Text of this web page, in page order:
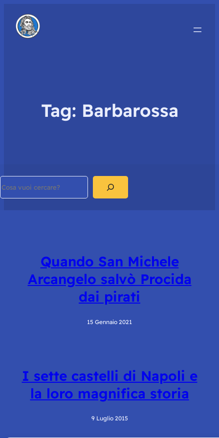
Tag: Barbarossa
Quando San Michele
Arcangelo salvò Procida
dai pirati
15 Gennaio 2021
I sette castelli di Napoli e
la loro magnifica storia
9 Luglio 2015